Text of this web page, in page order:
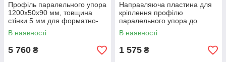
Профіль паралельного упора
1200х50х90 мм, товщина
стінки 5 мм для форматно-
розкрійного верстата,
анодований
В наявності
5 760 ₴
Направляюча пластина для
кріплення профілю
паралельного упора до
супорта форматно-
розкрійного верстата
В наявності
1 575 ₴